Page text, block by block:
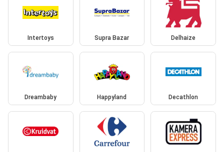
Intertoys Supra Bazar Delhaize
Dreambaby Happyland Decathlon